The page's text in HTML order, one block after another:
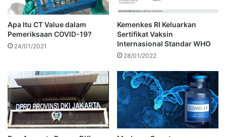
Apa Itu CT Value dalam
Pemeriksaan COVID-19?
24/01/2021
Kemenkes RI Keluarkan
Sertifikat Vaksin
Internasional Standar WHO
28/01/2022